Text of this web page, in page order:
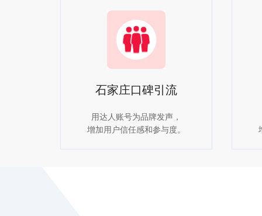
石家庄口碑引流
用达人账号为品牌发声，
增加用户信任感和参与度。